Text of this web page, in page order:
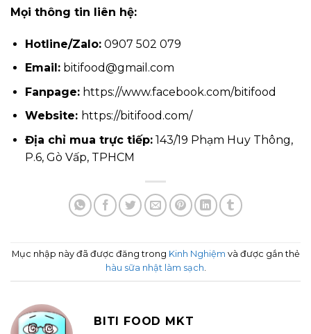
Mọi thông tin liên hệ:
Hotline/Zalo:0907 502 079
Email:bitifood@gmail.com
Fanpage:https://www.facebook.com/bitifood
Website: https://bitifood.com/
Địa chỉ mua trực tiếp:143/19 Phạm Huy Thông,
P.6, Gò Vấp, TPHCM
Mục nhập này đã được đăng trong Kinh Nghiệm và được gắn thẻ
hàu sữa nhật làm sạch.
BITI FOOD MKT